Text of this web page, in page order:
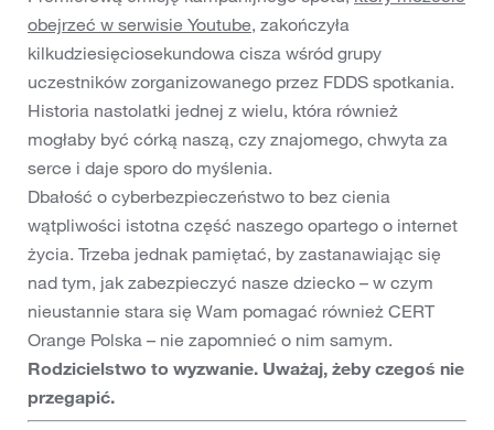
obejrzeć w serwisie Youtube, zakończyła
kilkudziesięciosekundowa cisza wśród grupy
uczestników zorganizowanego przez FDDS spotkania.
Historia nastolatki jednej z wielu, która również
mogłaby być córką naszą, czy znajomego, chwyta za
serce i daje sporo do myślenia.
Dbałość o cyberbezpieczeństwo to bez cienia
wątpliwości istotna część naszego opartego o internet
życia. Trzeba jednak pamiętać, by zastanawiając się
nad tym, jak zabezpieczyć nasze dziecko – w czym
nieustannie stara się Wam pomagać również CERT
Orange Polska – nie zapomnieć o nim samym.
Rodzicielstwo to wyzwanie. Uważaj, żeby czegoś nie
przegapić.